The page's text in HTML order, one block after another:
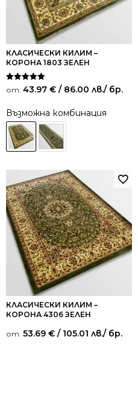
КЛАСИЧЕСКИ КИЛИМ –
КОРОНА 1803 ЗЕЛЕН
Оценено на
5.00
от: 43.97 € / 86.00 лв./ бр.
Възможна комбинация
КЛАСИЧЕСКИ КИЛИМ –
КОРОНА 4306 ЗЕЛЕН
от: 53.69 € / 105.01 лв./ бр.